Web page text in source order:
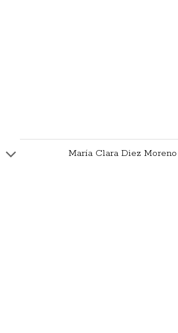
María Clara Diez Moreno